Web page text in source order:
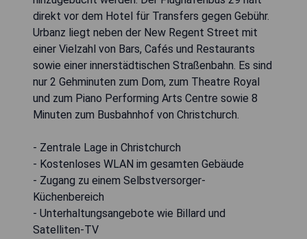
direkt vor dem Hotel für Transfers gegen Gebühr.
Urbanz liegt neben der New Regent Street mit
einer Vielzahl von Bars, Cafés und Restaurants
sowie einer innerstädtischen Straßenbahn. Es sind
nur 2 Gehminuten zum Dom, zum Theatre Royal
und zum Piano Performing Arts Centre sowie 8
Minuten zum Busbahnhof von Christchurch.
- Zentrale Lage in Christchurch
- Kostenloses WLAN im gesamten Gebäude
- Zugang zu einem Selbstversorger-
Küchenbereich
- Unterhaltungsangebote wie Billard und
Satelliten-TV